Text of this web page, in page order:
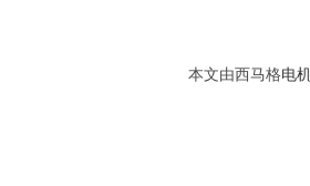
本文由西马格电